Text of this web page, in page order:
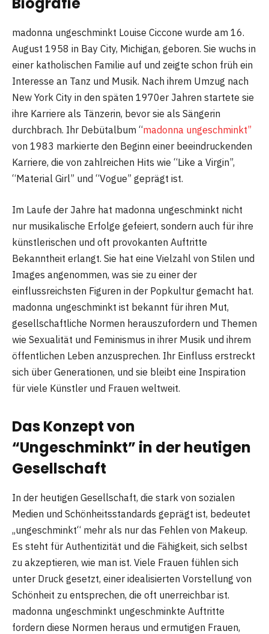
madonna ungeschminkt Louise Ciccone wurde am 16.
August 1958 in Bay City, Michigan, geboren. Sie wuchs in
einer katholischen Familie auf und zeigte schon früh ein
Interesse an Tanz und Musik. Nach ihrem Umzug nach
New York City in den späten 1970er Jahren startete sie
ihre Karriere als Tänzerin, bevor sie als Sängerin
durchbrach. Ihr Debütalbum “madonna ungeschminkt”
von 1983 markierte den Beginn einer beeindruckenden
Karriere, die von zahlreichen Hits wie “Like a Virgin”,
“Material Girl” und “Vogue” geprägt ist.
Im Laufe der Jahre hat madonna ungeschminkt nicht
nur musikalische Erfolge gefeiert, sondern auch für ihre
künstlerischen und oft provokanten Auftritte
Bekanntheit erlangt. Sie hat eine Vielzahl von Stilen und
Images angenommen, was sie zu einer der
einflussreichsten Figuren in der Popkultur gemacht hat.
madonna ungeschminkt ist bekannt für ihren Mut,
gesellschaftliche Normen herauszufordern und Themen
wie Sexualität und Feminismus in ihrer Musik und ihrem
öffentlichen Leben anzusprechen. Ihr Einfluss erstreckt
sich über Generationen, und sie bleibt eine Inspiration
für viele Künstler und Frauen weltweit.
Das Konzept von
“Ungeschminkt” in der heutigen
Gesellschaft
In der heutigen Gesellschaft, die stark von sozialen
Medien und Schönheitsstandards geprägt ist, bedeutet
„ungeschminkt“ mehr als nur das Fehlen von Makeup.
Es steht für Authentizität und die Fähigkeit, sich selbst
zu akzeptieren, wie man ist. Viele Frauen fühlen sich
unter Druck gesetzt, einer idealisierten Vorstellung von
Schönheit zu entsprechen, die oft unerreichbar ist.
madonna ungeschminkt ungeschminkte Auftritte
fordern diese Normen heraus und ermutigen Frauen,